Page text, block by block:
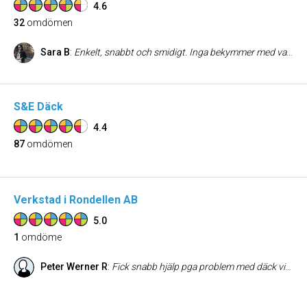
4.6
32 omdömen
Sara B: Enkelt, snabbt och smidigt. Inga bekymmer med varken förvaring eller montering.
S&E Däck
4.4
87 omdömen
Verkstad i Rondellen AB
5.0
1 omdöme
Peter Werner R: Fick snabb hjälp pga problem med däck visade sig att det var ventilen. Duktiga intresserade arbetare.